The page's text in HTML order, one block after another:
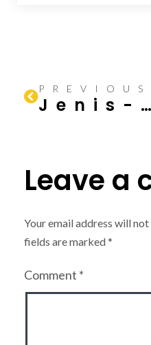
PREVIOUS
Jenis-jenis dan Kegunaan Besi
Leave a
Your email address will
fields are marked*
Comment *